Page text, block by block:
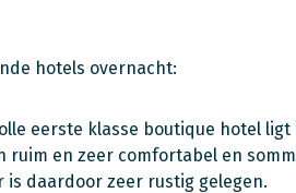
hotels overnacht:
eerste klasse boutique hotel
ruim en zeer comfortabel en
daardoor zeer rustig gelegen.